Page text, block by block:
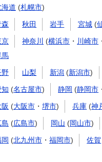
海道 (札幌市)
秋田 岩手 宮城(
京 神奈川 (横浜市 ・ 川崎市
馬
野 山梨 新潟 (新潟市)
(名古屋市) 静岡 (静岡市
(大阪市 ・ 堺市) 兵庫 (神
島 (広島市) 岡山 (岡山市)
(北九州市 ・ 福岡市) 佐賀